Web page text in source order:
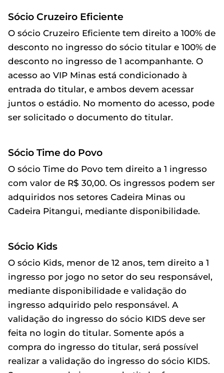
Sócio Cruzeiro Eficiente
O sócio Cruzeiro Eficiente tem direito a 100% de
desconto no ingresso do sócio titular e 100% de
desconto no ingresso de 1 acompanhante. O
acesso ao VIP Minas está condicionado à
entrada do titular, e ambos devem acessar
juntos o estádio. No momento do acesso, pode
ser solicitado o documento do titular.
Sócio Time do Povo
O sócio Time do Povo tem direito a 1 ingresso
com valor de R$ 30,00. Os ingressos podem ser
adquiridos nos setores Cadeira Minas ou
Cadeira Pitangui, mediante disponibilidade.
Sócio Kids
O sócio Kids, menor de 12 anos, tem direito a 1
ingresso por jogo no setor do seu responsável,
mediante disponibilidade e validação do
ingresso adquirido pelo responsável. A
validação do ingresso do sócio KIDS deve ser
feita no login do titular. Somente após a
compra do ingresso do titular, será possível
realizar a validação do ingresso do sócio KIDS.